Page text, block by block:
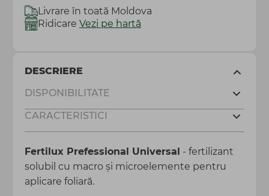
Livrare în toată Moldova
Ridicare Vezi pe hartă
DESCRIERE
DISPONIBILITATE
CARACTERISTICI
Fertilux Prefessional Universal - fertilizant
solubil cu macro și microelemente pentru
aplicare foliară.